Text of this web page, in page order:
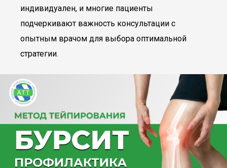
индивидуален, и многие пациенты
подчеркивают важность консультации с
опытным врачом для выбора оптимальной
стратегии.